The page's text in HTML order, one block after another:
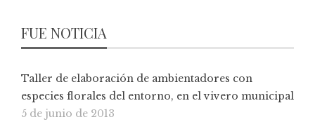
FUE NOTICIA
Taller de elaboración de ambientadores con
especies florales del entorno, en el vivero municipal
5 de junio de 2013